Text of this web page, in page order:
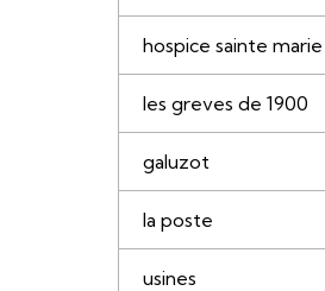
hospice sainte marie
les greves de 1900
galuzot
la poste
usines